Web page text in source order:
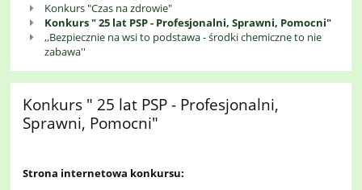
Konkurs "Czas na zdrowie"
Konkurs " 25 lat PSP - Profesjonalni, Sprawni, Pomocni"
,,Bezpiecznie na wsi to podstawa - środki chemiczne to nie
zabawa''
Konkurs " 25 lat PSP - Profesjonalni,
Sprawni, Pomocni"
Strona internetowa konkursu: